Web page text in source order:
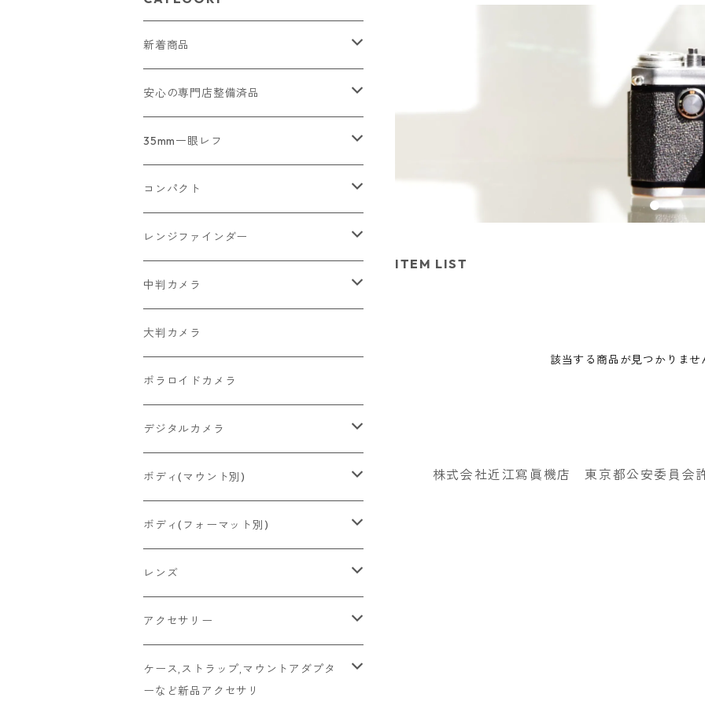
ITEM LIST
該当する商品が見つかりませ
株式会社近江寫眞機店 東京都公安委員会
新着商品
2026/07/18
2026/07/12
2026/07/11
2026/07/10
2026/06/30
2026/06/28
2026/06/27
2026/06/24
2026/06/23
2026/06/21
2026/06/12
2026/06/11
2026/06/10
安心の専門店整備済品
コンパクトカメラ
一眼レフ・レンジファインダーカメラ
中判カメラ
レンズ
35mm一眼レフ
Nikon
Canon
PENTAX
OLYMPUS
MINOLTA
CONTAX
Konica
Ricoh
Mamiya
京セラ
FUJIFILM
コンパクト
Nikon
Canon
PENTAX
FUJIFILM
RICOH
Minolta
Konica
Leica
Rollei
OLYMPUS
レンジファインダー
Leica
Nikon
Canon
Zeiss Ikon
舶来その他
国産その他
中判カメラ
Mamiya
PENTAX
FUJIFILM
Bronica
CONTAX
HASSELBLAD
Rollei
PLAUBEL
大判カメラ
ポラロイドカメラ
デジタルカメラ
一眼レフ
ミラーレス一眼
コンパクト
ボディ(マウント別)
Fマウント
FDマウント
SR/MDマウント
OMマウント
ボディ(フォーマット別)
ハーフサイズ
フルサイズ
6x4.5
レンズ
Fマウント
FDマウント
アクセサリー
キャップ
ケース,ストラップ,マウントアダプタ
ーなど新品アクセサリ